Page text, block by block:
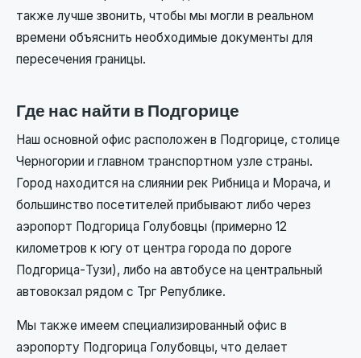
также лучше звонить, чтобы мы могли в реальном
времени объяснить необходимые документы для
пересечения границы.
Где нас найти в Подгорице
Наш основной офис расположен в Подгорице, столице
Черногории и главном транспортном узле страны.
Город находится на слиянии рек Рибница и Морача, и
большинство посетителей прибывают либо через
аэропорт Подгорица Голубовцы (примерно 12
километров к югу от центра города по дороге
Подгорица-Тузи), либо на автобусе на центральный
автовокзал рядом с Трг Републике.
Мы также имеем специализированный офис в
аэропорту Подгорица Голубовцы, что делает